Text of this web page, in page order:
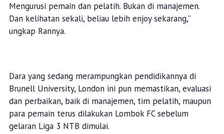
Mengurusi pemain dan pelatih. Bukan di manajemen.
Dan kelihatan sekali, beliau lebih enjoy sekarang,”
ungkap Rannya.
Dara yang sedang merampungkan pendidikannya di
Brunell University, London ini pun memastikan, evaluasi
dan perbaikan, baik di manajemen, tim pelatih, maupun
para pemain terus dilakukan Lombok FC sebelum
gelaran Liga 3 NTB dimulai.